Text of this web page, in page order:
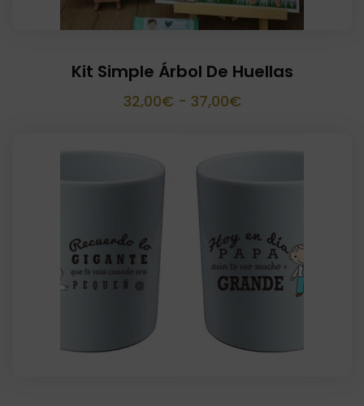
Kit Simple Árbol De Huellas
32,00€ - 37,00€Rango
precios:
37,00€